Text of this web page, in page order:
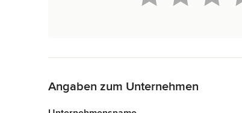
Angaben zum Unternehmen